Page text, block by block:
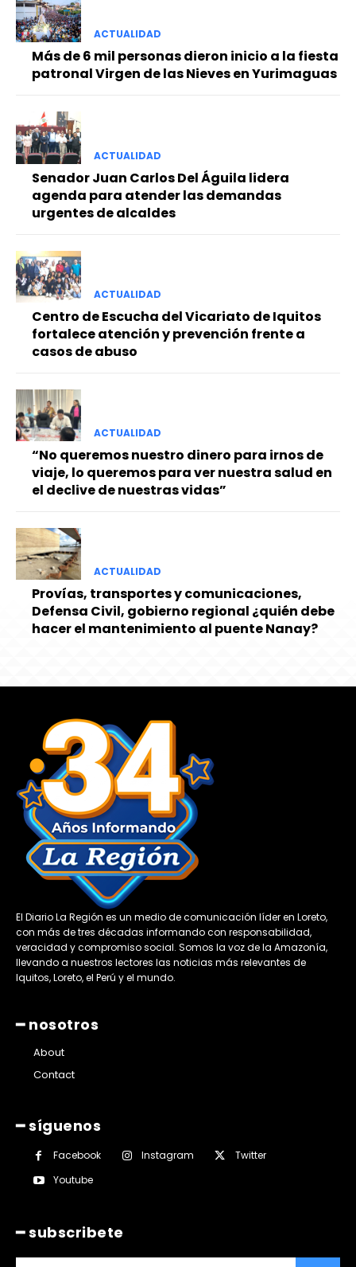
ACTUALIDAD
Más de 6 mil personas dieron inicio a la fiesta
patronal Virgen de las Nieves en Yurimaguas
ACTUALIDAD
Senador Juan Carlos Del Águila lidera
agenda para atender las demandas
urgentes de alcaldes
ACTUALIDAD
Centro de Escucha del Vicariato de Iquitos
fortalece atención y prevención frente a
casos de abuso
ACTUALIDAD
“No queremos nuestro dinero para irnos de
viaje, lo queremos para ver nuestra salud en
el declive de nuestras vidas”
ACTUALIDAD
Provías, transportes y comunicaciones,
Defensa Civil, gobierno regional ¿quién debe
hacer el mantenimiento al puente Nanay?
El Diario La Región es un medio de comunicación líder en Loreto,
con más de tres décadas informando con responsabilidad,
veracidad y compromiso social. Somos la voz de la Amazonía,
llevando a nuestros lectores las noticias más relevantes de
Iquitos, Loreto, el Perú y el mundo.
━ nosotros
About
Contact
━ síguenos
Facebook Instagram
Twitter
Youtube
━ subscribete